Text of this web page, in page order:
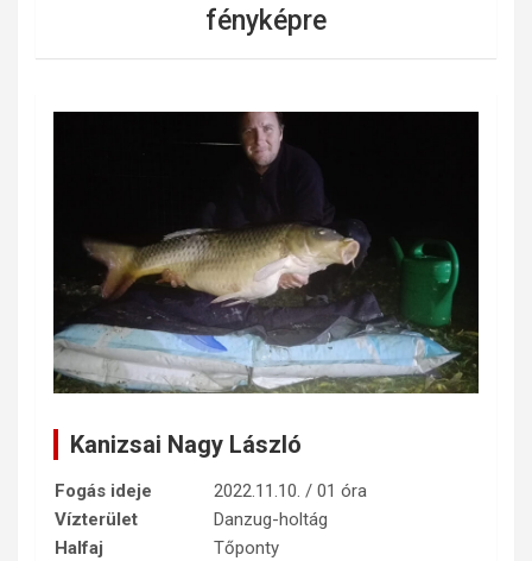
fényképre
Kanizsai Nagy László
Fogás ideje
2022.11.10. / 01 óra
Vízterület
Danzug-holtág
Halfaj
Tőponty